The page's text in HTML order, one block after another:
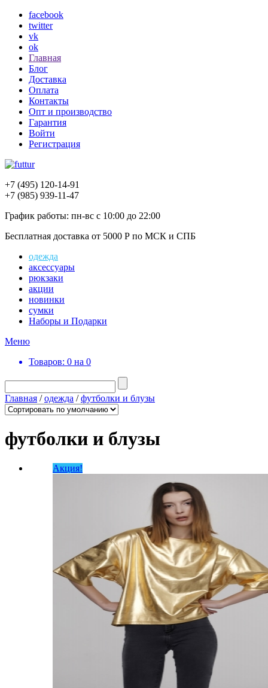
facebook
twitter
vk
ok
Главная
Блог
Доставка
Оплата
Контакты
Опт и производство
Гарантия
Войти
Регистрация
+7 (495) 120-14-91
+7 (985) 939-11-47
График работы: пн-вс с 10:00 до 22:00
Бесплатная доставка от 5000 Р по МСК и СПБ
одежда
аксессуары
рюкзаки
акции
новинки
сумки
Наборы и Подарки
Меню
Товаров: 0 на 0
Главная /одежда /футболки и блузы
футболки и блузы
Акция!